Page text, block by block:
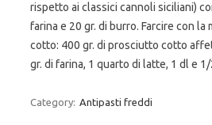
rispetto ai classici cannoli siciliani)
farina e 20 gr. di burro. Farcire con
cotto: 400 gr. di prosciutto cotto
gr. di farina, 1 quarto di latte, 1 dl e
Category: Antipasti freddi